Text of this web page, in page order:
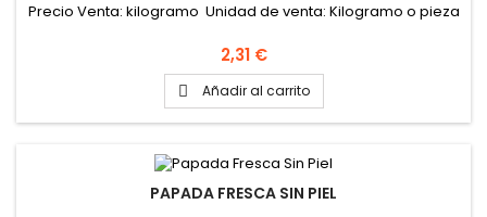
Precio Venta: kilogramo Unidad de venta: Kilogramo o pieza
Precio
2,31 €
 Añadir al carrito
PAPADA FRESCA SIN PIEL